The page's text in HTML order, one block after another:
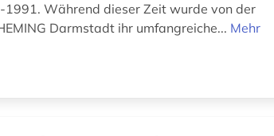
1991. Während dieser Zeit wurde von der
Darmstadt ihr umfangreiche... Mehr